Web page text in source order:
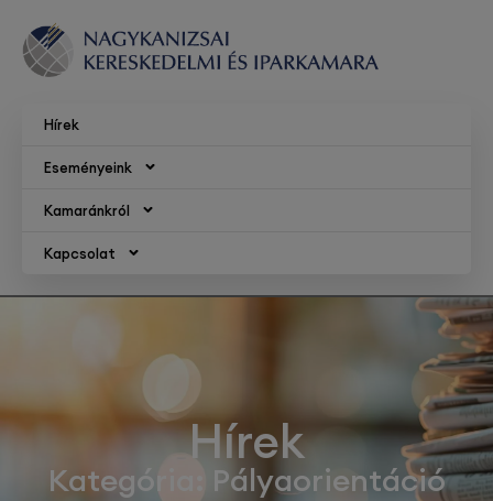
Hírek
Eseményeink
Kamaránkról
Kapcsolat
Hírek
Kategória: Pályaorientáció